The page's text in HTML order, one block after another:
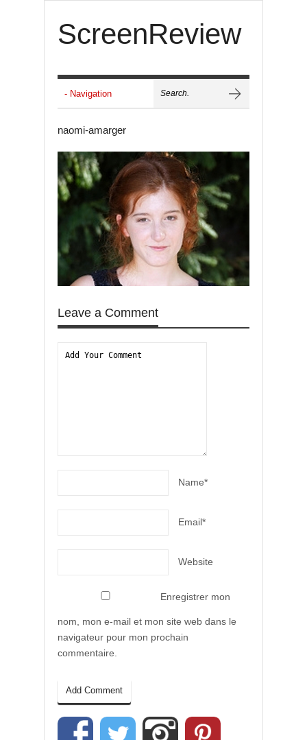
ScreenReview
naomi-amarger
Leave a Comment
Name*
Email*
Website
Enregistrer mon
nom, mon e-mail et mon site web dans le
navigateur pour mon prochain
commentaire.